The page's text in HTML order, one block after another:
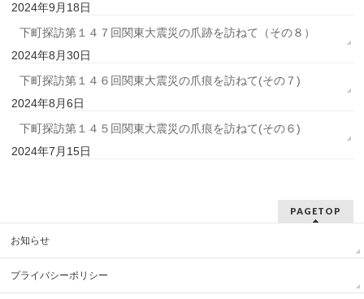
2024年9月18日
下町探訪第１４７回関東大震災の爪跡を訪ねて（その８）
2024年8月30日
下町探訪第１４６回関東大震災の爪痕を訪ねて(その７)
2024年8月6日
下町探訪第１４５回関東大震災の爪痕を訪ねて(その６)
2024年7月15日
PAGETOP
お知らせ
プライバシーポリシー